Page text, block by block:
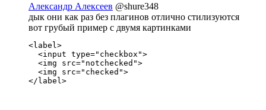
Александр Алексеев @shure348
дык они как раз без плагинов отлично стилизуются
вот грубый пример с двумя картинками
<label>
  <input type="checkbox">
  <img src="notchecked">
  <img src="checked">
</label>